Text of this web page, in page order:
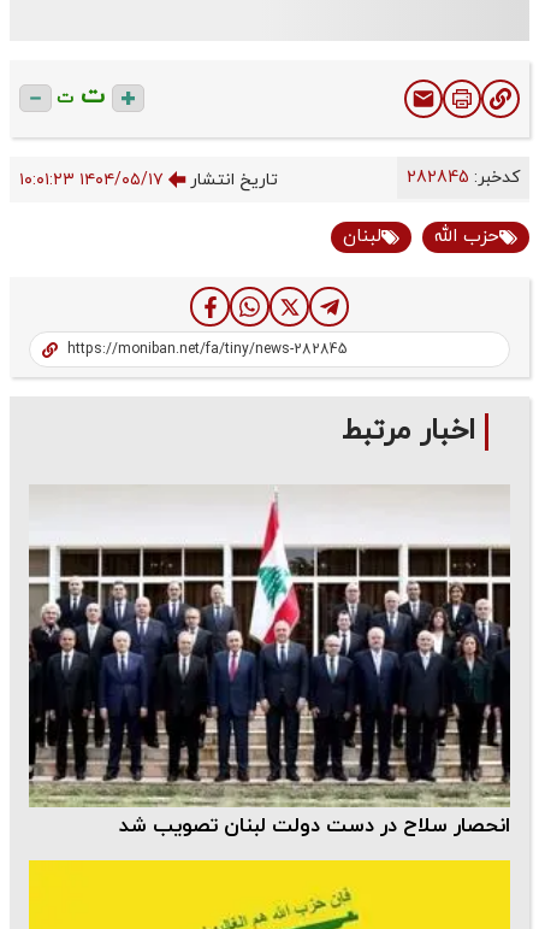
ت ت
کدخبر: تاریخ انتشار ۱۴۰۴/۰۵/۱۷ ۱۰:۰۱:۲۳
حزب الله لبنان
اخبار مرتبط
انحصار سلاح در دست دولت لبنان تصویب شد